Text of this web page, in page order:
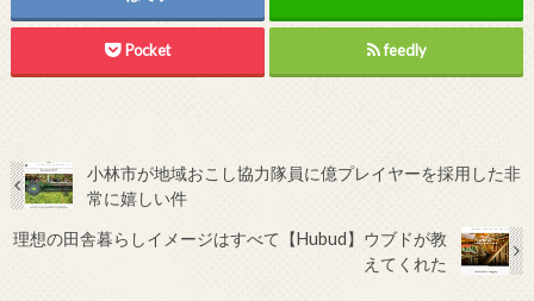
Pocket feedly
小林市が地域おこし協力隊員に億プレイヤーを採用した非
常に嬉しい件
理想の田舎暮らしイメージはすべて【Hubud】ウブドが教
えてくれた